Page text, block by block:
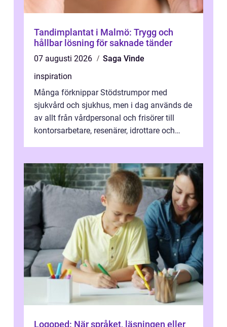
Tandimplantat i Malmö: Trygg och
hållbar lösning för saknade tänder
07 augusti 2026
Saga Vinde
inspiration
Många förknippar Stödstrumpor med
sjukvård och sjukhus, men i dag används de
av allt från vårdpersonal och frisörer till
kontorsarbetare, resenärer, idrottare och
Logoped: När språket, läsningen eller